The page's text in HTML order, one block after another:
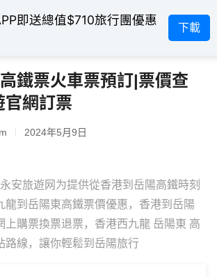
即送總值$710旅行團優惠
下載
鐵票火車票預訂|票價查
官網訂票
2024年5月9日
安旅遊网为提供從香港到岳陽高鐵時刻
龍到岳陽東高鐵票價優惠，香港到岳陽
上購票換票退票，香港西九龍 岳陽東 高
路線，讓你輕鬆到岳陽旅行